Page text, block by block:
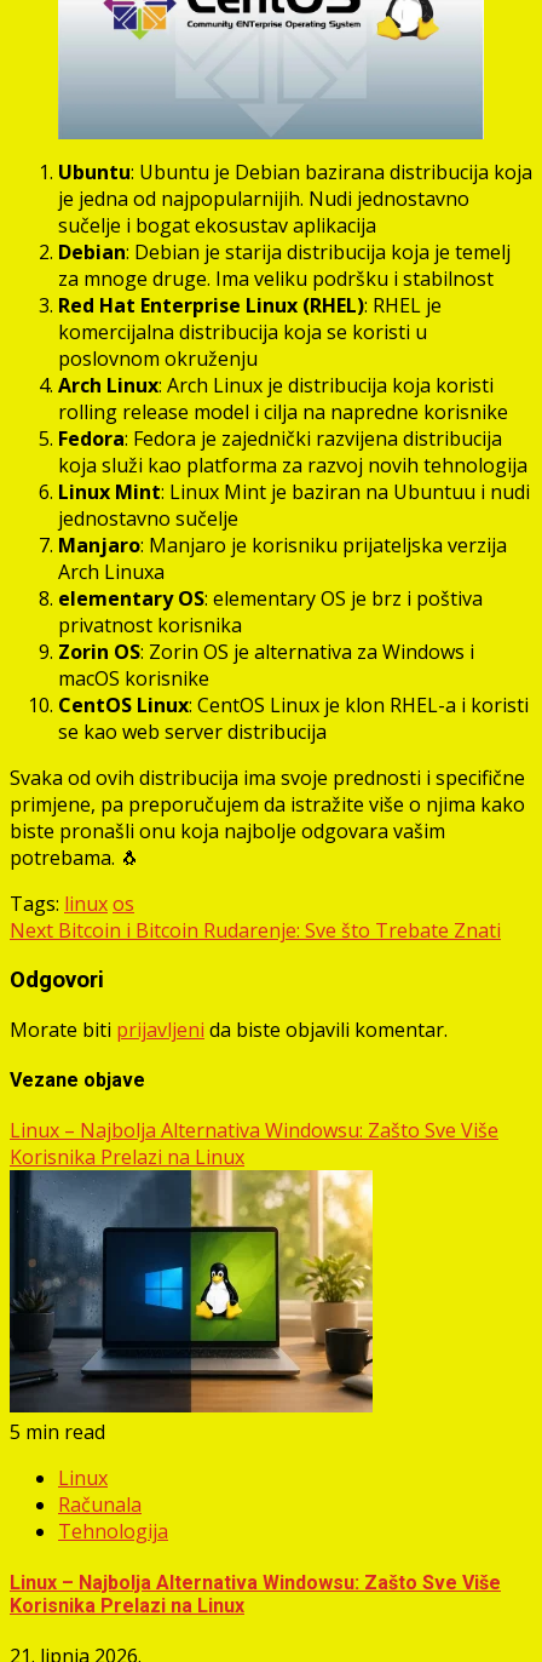
Ubuntu: Ubuntu je Debian bazirana distribucija koja
je jedna od najpopularnijih. Nudi jednostavno
sučelje i bogat ekosustav aplikacija
Debian: Debian je starija distribucija koja je temelj
za mnoge druge. Ima veliku podršku i stabilnost
Red Hat Enterprise Linux (RHEL): RHEL je
komercijalna distribucija koja se koristi u
poslovnom okruženju
Arch Linux: Arch Linux je distribucija koja koristi
rolling release model i cilja na napredne korisnike
Fedora: Fedora je zajednički razvijena distribucija
koja služi kao platforma za razvoj novih tehnologija
Linux Mint: Linux Mint je baziran na Ubuntuu i nudi
jednostavno sučelje
Manjaro: Manjaro je korisniku prijateljska verzija
Arch Linuxa
elementary OS: elementary OS je brz i poštiva
privatnost korisnika
Zorin OS: Zorin OS je alternativa za Windows i
macOS korisnike
CentOS Linux: CentOS Linux je klon RHEL-a i koristi
se kao web server distribucija
Svaka od ovih distribucija ima svoje prednosti i specifične
primjene, pa preporučujem da istražite više o njima kako
biste pronašli onu koja najbolje odgovara vašim
potrebama. 🐧
Tags: linuxos
Post
navigation
Next Bitcoin i Bitcoin Rudarenje: Sve što Trebate Znati
Odgovori
Morate biti prijavljeni da biste objavili komentar.
Vezane objave
Linux – Najbolja Alternativa Windowsu: Zašto Sve Više
Korisnika Prelazi na Linux
5 min read
Linux
Računala
Tehnologija
Linux – Najbolja Alternativa Windowsu: Zašto Sve Više
Korisnika Prelazi na Linux
21. lipnja 2026.